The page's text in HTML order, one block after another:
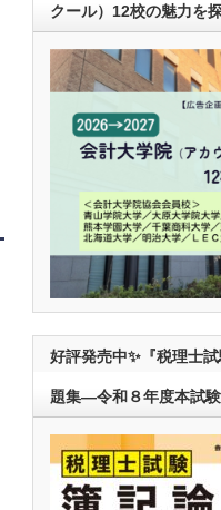
クール）12校の魅力を
好評発売中✨『税理士
題集―令和８年度本試験